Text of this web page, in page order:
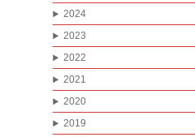
2024
2023
2022
2021
2020
2019